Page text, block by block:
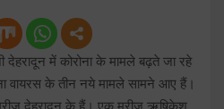
देहरादून में कोरोना के मामले बढ़ते जा रहे
वायरस के तीन नये मामले सामने आए हैं।